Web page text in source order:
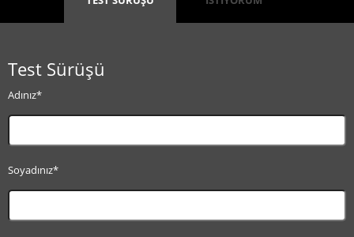
Test Sürüşü
Adınız*
Soyadınız*